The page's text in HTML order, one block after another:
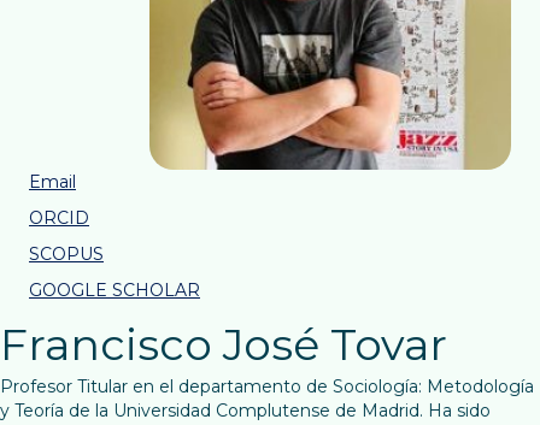
Email
ORCID
SCOPUS
GOOGLE SCHOLAR
Francisco José Tovar
Profesor Titular en el departamento de Sociología: Metodología
y Teoría de la Universidad Complutense de Madrid. Ha sido